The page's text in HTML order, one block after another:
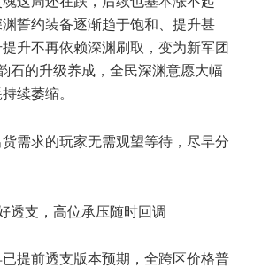
誓约装备逐渐趋于饱和、提升甚
升不再依赖深渊刷取，变为新军团
石的升级养成，全民深渊意愿大幅
续萎缩。
需求的玩家无需观望等待，尽早分
透支，高位承压随时回调
提前透支版本预期，全跨区价格普